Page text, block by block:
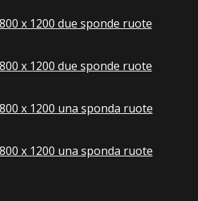
x 1200 due sponde ruote
x 1200 due sponde ruote
x 1200 una sponda ruote
x 1200 una sponda ruote